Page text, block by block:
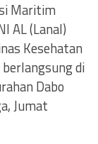
Maritim
AL (Lanal)
Kesehatan
di
Dabo
Jumat